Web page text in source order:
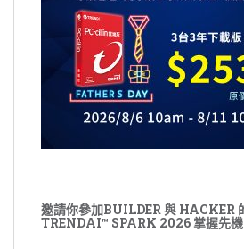
邀請你參加BUILDER 與 HACKER
TRENDAI™ SPARK 2026 掌握先